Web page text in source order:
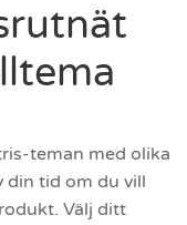
teman med olika
din tid om du vill
Välj ditt